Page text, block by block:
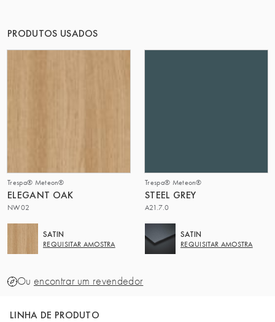
PRODUTOS USADOS
Trespa® Meteon®
ELEGANT OAK
NW02
SATIN
REQUISITAR AMOSTRA
Trespa® Meteon®
STEEL GREY
A21.7.0
SATIN
REQUISITAR AMOSTRA
Ou encontrar um revendedor
LINHA DE PRODUTO